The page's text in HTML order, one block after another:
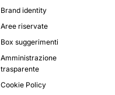
Brand identity
Aree riservate
Box suggerimenti
Amministrazione
trasparente
Cookie Policy